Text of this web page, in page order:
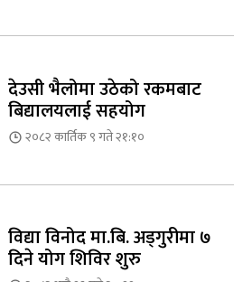
देउसी भैलोमा उठेको रकमबाट
बिद्यालयलाई सहयोग
२०८२ कार्तिक ९ गते २१:१०
विद्या विनोद मा.बि. अड्गुरीमा ७
दिने योग शिविर शुरु